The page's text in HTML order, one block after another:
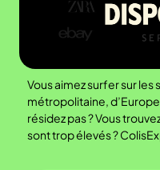
Vous aimez surfer sur
métropolitaine,
résidez pas ? Vous
sont trop élevés ?